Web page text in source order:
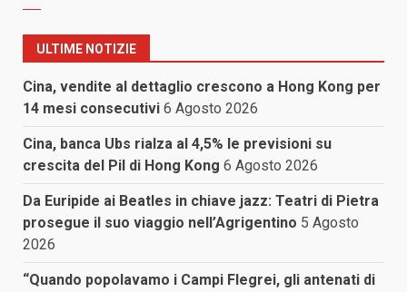
ULTIME NOTIZIE
Cina, vendite al dettaglio crescono a Hong Kong per
14 mesi consecutivi 6 Agosto 2026
Cina, banca Ubs rialza al 4,5% le previsioni su
crescita del Pil di Hong Kong 6 Agosto 2026
Da Euripide ai Beatles in chiave jazz: Teatri di Pietra
prosegue il suo viaggio nell’Agrigentino 5 Agosto
2026
“Quando popolavamo i Campi Flegrei, gli antenati di